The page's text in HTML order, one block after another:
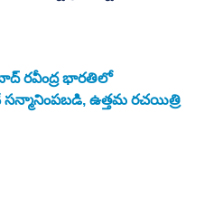
రవీంద్ర భారతిలో
ఉత్తమ రచయిత్రి